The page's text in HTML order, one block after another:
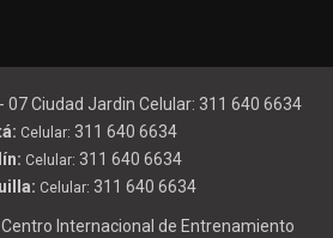
07 Ciudad Jardin Celular: 311 640 6634
Celular: 311 640 6634
Celular: 311 640 6634
Celular: 311 640 6634
Internacional de Entrenamiento